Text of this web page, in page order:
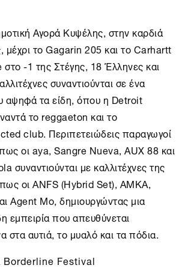
Αγορά Κυψέλης, στην καρδιά
μέχρι το Gagarin 205 και το Carhartt
-1 της Στέγης, 18 Έλληνες και
συναντιούνται σε ένα
αψηφά τα είδη, όπου η Detroit
το reggaeton και το
club. Περιπετειώδεις παραγωγοί
οι aya, Sangre Nueva, AUX 88 και
συναντιούνται με καλλιτέχνες της
οι ANFS (Hybrid Set), AMKA,
Agent Mo, δημιουργώντας μια
εμπειρία που απευθύνεται
στα αυτιά, το μυαλό και τα πόδια.
Borderline Festival